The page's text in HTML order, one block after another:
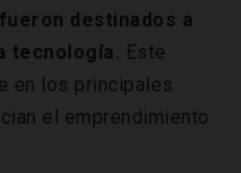
destinados a
tecnología. Este
en los principales
el emprendimiento